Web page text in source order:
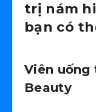
trị nám
bạn có
Viên uống
Beauty